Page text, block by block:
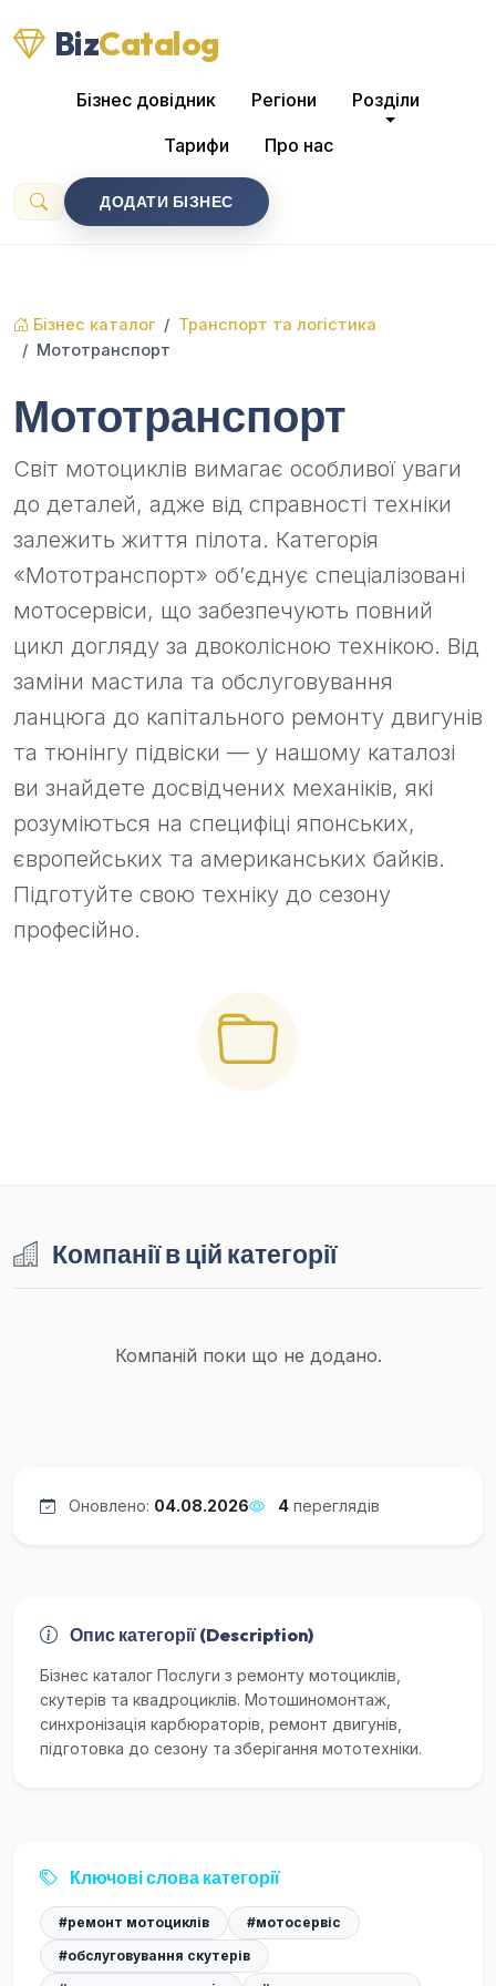
BizCatalog
Бізнес довідник Регіони Розділи
Тарифи Про нас
ДОДАТИ БІЗНЕС
Бізнес каталог
Транспорт та логістика
Мототранспорт
Мототранспорт
Світ мотоциклів вимагає особливої уваги
до деталей, адже від справності техніки
залежить життя пілота. Категорія
«Мототранспорт» об’єднує спеціалізовані
мотосервіси, що забезпечують повний
цикл догляду за двоколісною технікою. Від
заміни мастила та обслуговування
ланцюга до капітального ремонту двигунів
та тюнінгу підвіски — у нашому каталозі
ви знайдете досвідчених механіків, які
розуміються на специфіці японських,
європейських та американських байків.
Підготуйте свою техніку до сезону
професійно.
Компанії в цій категорії
Компаній поки що не додано.
Оновлено: 04.08.2026 4 переглядів
Опис категорії (Description)
Бізнес каталог Послуги з ремонту мотоциклів,
скутерів та квадроциклів. Мотошиномонтаж,
синхронізація карбюраторів, ремонт двигунів,
підготовка до сезону та зберігання мототехніки.
Ключові слова категорії
#ремонт мотоциклів
#мотосервіс
#обслуговування скутерів